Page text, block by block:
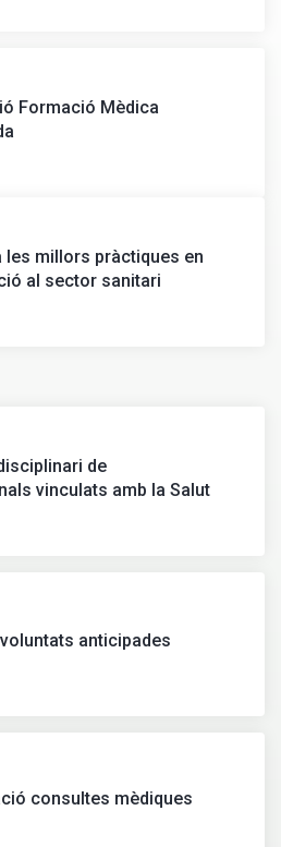
Formació Mèdica
les millors pràctiques en
al sector sanitari
de
vinculats amb la Salut
anticipades
consultes mèdiques